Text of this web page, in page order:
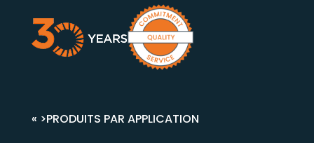
« >PRODUITS PAR APPLICATION